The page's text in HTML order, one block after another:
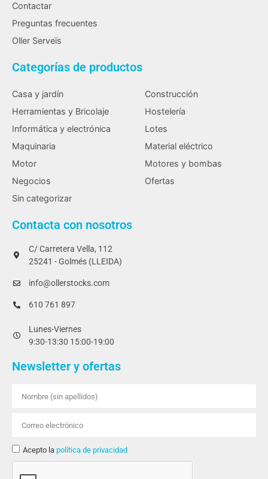
Contactar
Preguntas frecuentes
Oller Serveïs
Categorías de productos
Casa y jardín
Construcción
Herramientas y Bricolaje
Hostelería
Informática y electrónica
Lotes
Maquinaria
Material eléctrico
Motor
Motores y bombas
Negocios
Ofertas
Sin categorizar
Contacta con nosotros
C/ Carretera Vella, 112
25241 - Golmés (LLEIDA)
info@ollerstocks.com
610 761 897
Lunes-Viernes
9:30-13:30 15:00-19:00
Newsletter y ofertas
Acepto la política de privacidad